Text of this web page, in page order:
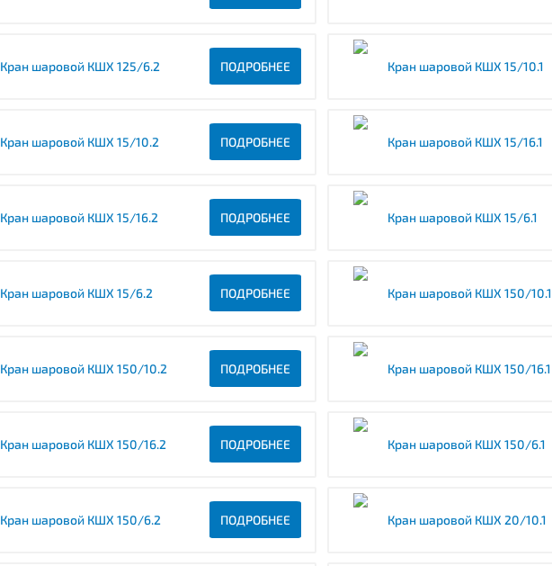
Кран шаровой КШХ 125/6.2 ПОДРОБНЕЕ Кран шаровой КШХ 15/10.1
Кран шаровой КШХ 15/10.2 ПОДРОБНЕЕ Кран шаровой КШХ 15/16.1
Кран шаровой КШХ 15/16.2 ПОДРОБНЕЕ Кран шаровой КШХ 15/6.1
Кран шаровой КШХ 15/6.2 ПОДРОБНЕЕ Кран шаровой КШХ 150/10.1
Кран шаровой КШХ 150/10.2 ПОДРОБНЕЕ Кран шаровой КШХ 150/16.1
Кран шаровой КШХ 150/16.2 ПОДРОБНЕЕ Кран шаровой КШХ 150/6.1
Кран шаровой КШХ 150/6.2 ПОДРОБНЕЕ Кран шаровой КШХ 20/10.1